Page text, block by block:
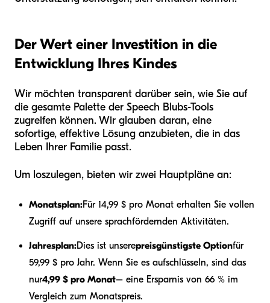
Der Wert einer Investition in die
Entwicklung Ihres Kindes
Wir möchten transparent darüber sein, wie Sie auf
die gesamte Palette der Speech Blubs-Tools
zugreifen können. Wir glauben daran, eine
sofortige, effektive Lösung anzubieten, die in das
Leben Ihrer Familie passt.
Um loszulegen, bieten wir zwei Hauptpläne an:
Monatsplan:Für 14,99 $ pro Monat erhalten Sie vollen
Zugriff auf unsere sprachfördernden Aktivitäten.
Jahresplan:Dies ist unserepreisgünstigste Optionfür
59,99 $ pro Jahr. Wenn Sie es aufschlüsseln, sind das
nur4,99 $ pro Monat– eine Ersparnis von 66 % im
Vergleich zum Monatspreis.